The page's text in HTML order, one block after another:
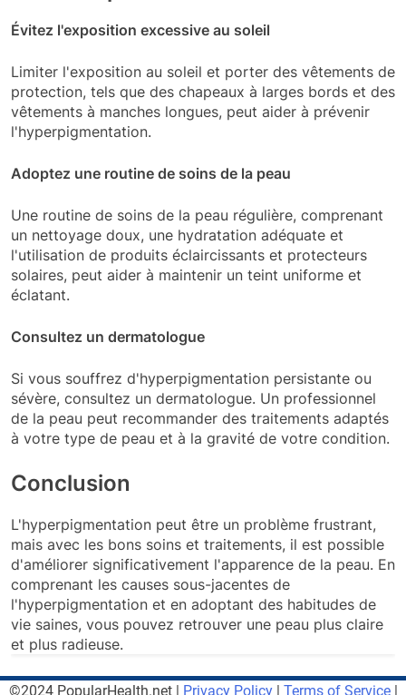
Évitez l'exposition excessive au soleil
Limiter l'exposition au soleil et porter des vêtements de
protection, tels que des chapeaux à larges bords et des
vêtements à manches longues, peut aider à prévenir
l'hyperpigmentation.
Adoptez une routine de soins de la peau
Une routine de soins de la peau régulière, comprenant
un nettoyage doux, une hydratation adéquate et
l'utilisation de produits éclaircissants et protecteurs
solaires, peut aider à maintenir un teint uniforme et
éclatant.
Consultez un dermatologue
Si vous souffrez d'hyperpigmentation persistante ou
sévère, consultez un dermatologue. Un professionnel
de la peau peut recommander des traitements adaptés
à votre type de peau et à la gravité de votre condition.
Conclusion
L'hyperpigmentation peut être un problème frustrant,
mais avec les bons soins et traitements, il est possible
d'améliorer significativement l'apparence de la peau. En
comprenant les causes sous-jacentes de
l'hyperpigmentation et en adoptant des habitudes de
vie saines, vous pouvez retrouver une peau plus claire
et plus radieuse.
©2024 PopularHealth.net | Privacy Policy| Terms of Service|